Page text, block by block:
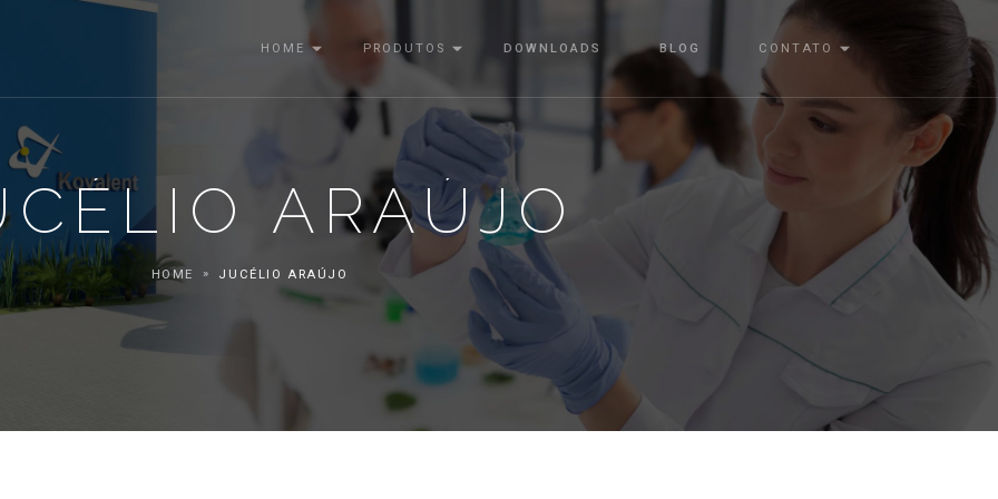
HOME PRODUTOS DOWNLOADS BLOG CONTATO
ARAÚJO
HOME JUCÉLIO ARAÚJO